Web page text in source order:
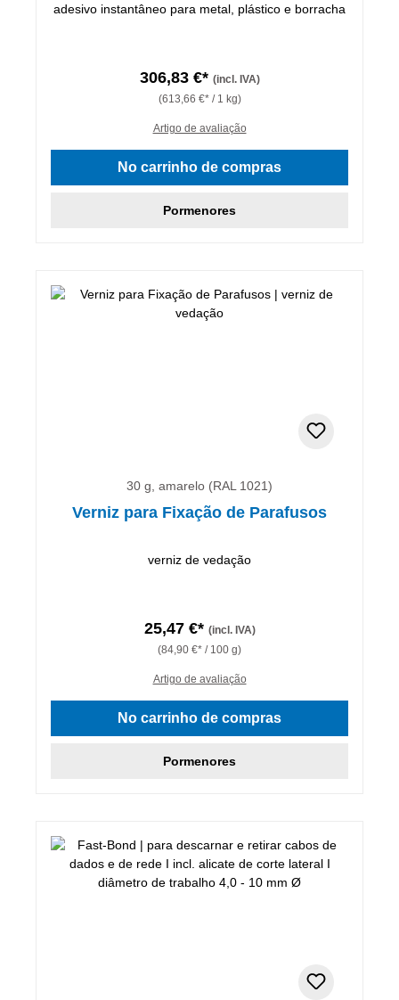
adesivo instantâneo para metal, plástico e borracha
306,83 €* (incl. IVA)
(613,66 €* / 1 kg)
Artigo de avaliação
No carrinho de compras
Pormenores
30 g, amarelo (RAL 1021)
Verniz para Fixação de Parafusos
verniz de vedação
25,47 €* (incl. IVA)
(84,90 €* / 100 g)
Artigo de avaliação
No carrinho de compras
Pormenores